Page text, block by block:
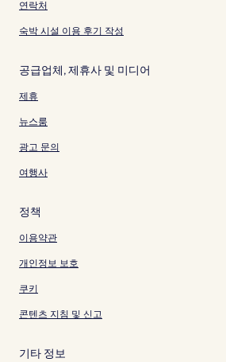
연락처
숙박 시설 이용 후기 작성
공급업체, 제휴사 및 미디어
제휴
뉴스룸
광고 문의
여행사
정책
이용약관
개인정보 보호
쿠키
콘텐츠 지침 및 신고
기타 정보